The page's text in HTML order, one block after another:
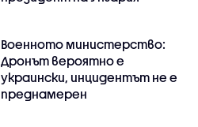
Военното министерство:
Дронът вероятно е
украински, инцидентът не е
преднамерен